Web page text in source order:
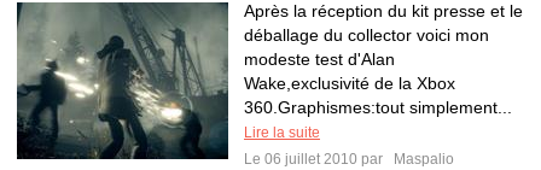
Après la réception du kit presse et le
déballage du collector voici mon
modeste test d'Alan
Wake,exclusivité de la Xbox
360.Graphismes:tout simplement...
Lire la suite
Le 06 juillet 2010 par
Maspalio